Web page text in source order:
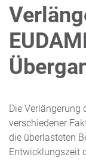
Die Verlängerung
verschiedener
die überlasteten
Entwicklungszeit